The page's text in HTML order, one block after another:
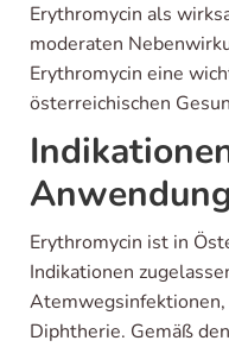
Erythromycin als
moderaten
Erythromycin eine
österreichischen
Erythromycin ist in
Indikationen
Diphtherie. Gemäß